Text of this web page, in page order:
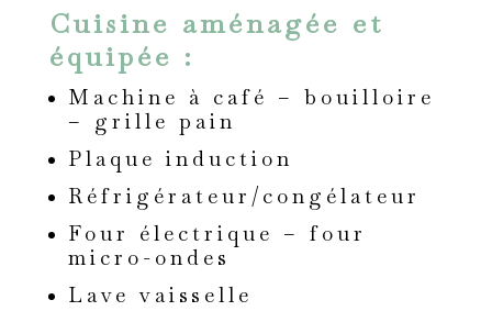
Cuisine aménagée et
équipée :
Machine à café – bouilloire
– grille pain
Plaque induction
Réfrigérateur/congélateur
Four électrique – four
micro-ondes
Lave vaisselle